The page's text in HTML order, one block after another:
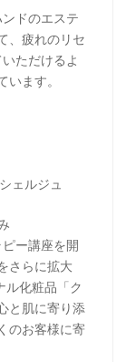
ドのエステ
、疲れのリセ
ただけるよ
ます。
ェルジュ
ー講座を開
さらに拡大
ル化粧品「ク
と肌に寄り添
のお客様に寄